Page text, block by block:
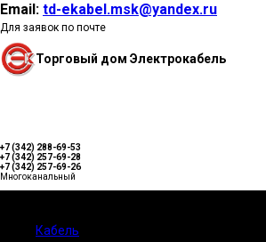
Email: td-ekabel.msk@yandex.ru
Для заявок по почте
Торговый дом Электрокабель
+7 (342) 288-69-53
+7 (342) 257-69-28
+7 (342) 257-69-26
Многоканальный
Кабель